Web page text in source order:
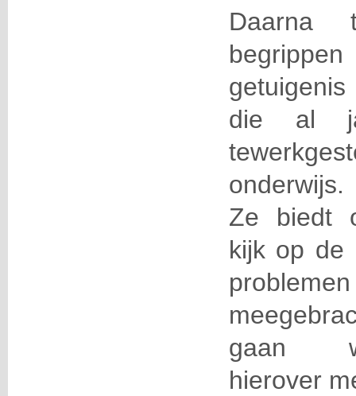
Daarna
die al
onderwijs.
Ze biedt
kijk op de
gaan
hierover